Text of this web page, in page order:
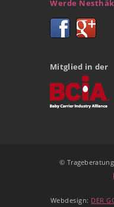
Werde
Mitglied in der
©
Webdesign: DER